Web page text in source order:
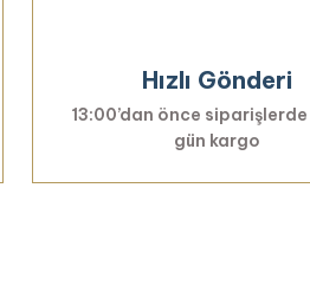
Hızlı Gönderi
13:00’dan önce
gün kargo